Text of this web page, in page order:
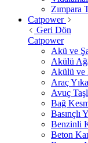
Zımpara
Catpower
Geri Dön
Catpower
Akü ve
Akülü
Akülü ve
Araç
Avuç
Bağ
Basınçlı
Benzinli
Beton